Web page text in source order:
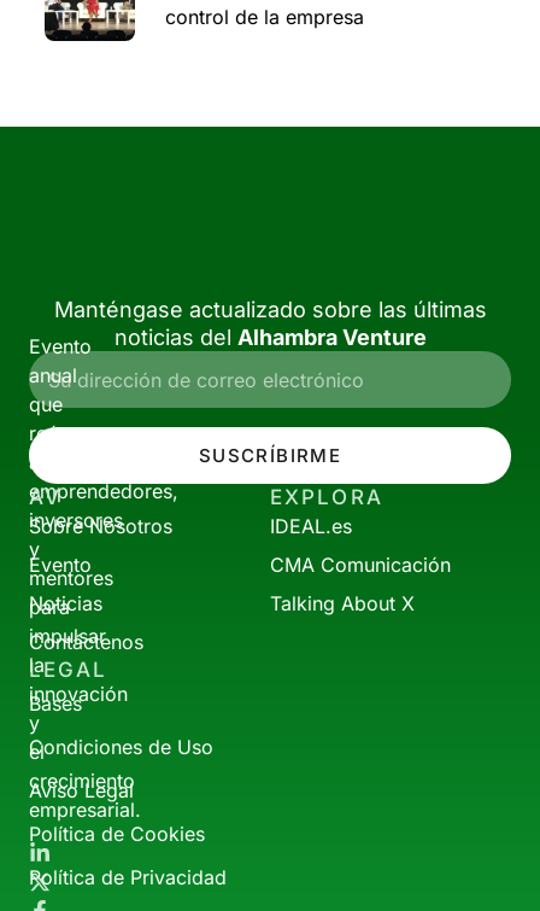
control de la empresa
Evento
anual
que
reúne
a
emprendedores,
inversores
y
mentores
para
impulsar
la
innovación
y
el
crecimiento
empresarial.
Manténgase actualizado sobre las últimas
noticias del Alhambra Venture
SUSCRÍBIRME
AV
Sobre Nosotros
Evento
Noticias
Contáctenos
EXPLORA
IDEAL.es
CMA Comunicación
Talking About X
LEGAL
Bases
Condiciones de Uso
Aviso Legal
Política de Cookies
Política de Privacidad